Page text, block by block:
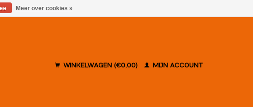
WINKELWAGEN (€0,00) MIJN ACCOUNT
Meer over cookies »